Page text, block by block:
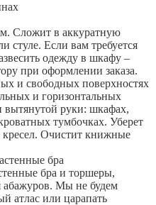
Сложит в аккуратную
стуле. Если вам требуется
одежду в шкафу –
при оформлении заказа.
и свободных поверхностях
и горизонтальных
вытянутой руки: шкафах,
тумбочках. Уберет
кресел. Очистит книжные
бра
бра и торшеры,
абажуров. Мы не будем
атлас или царапать